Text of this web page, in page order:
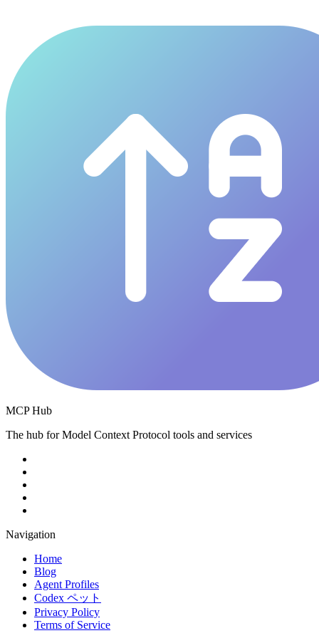
MCP Hub
The hub for Model Context Protocol tools and services
Navigation
Home
Blog
Agent Profiles
Codex ペット
Privacy Policy
Terms of Service